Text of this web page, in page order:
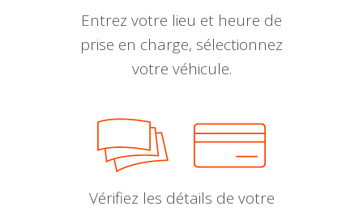
Entrez votre lieu et heure de
prise en charge, sélectionnez
votre véhicule.
Vérifiez les détails de votre